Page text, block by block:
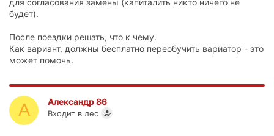
Ваш пример очень нагляден, почему не следует покупать
пробег. Их часто неправильно эксплуатируют, что
приводит к преждевременным поломкам или сбоям. А
потом дилер просто выставляют на продажу, когда
для согласования замены (капиталить никто ничего не
будет).
После поездки решать, что к чему.
Как вариант, должны бесплатно переобучить вариатор - это
может помочь.
А Александр 86
Входит в лес